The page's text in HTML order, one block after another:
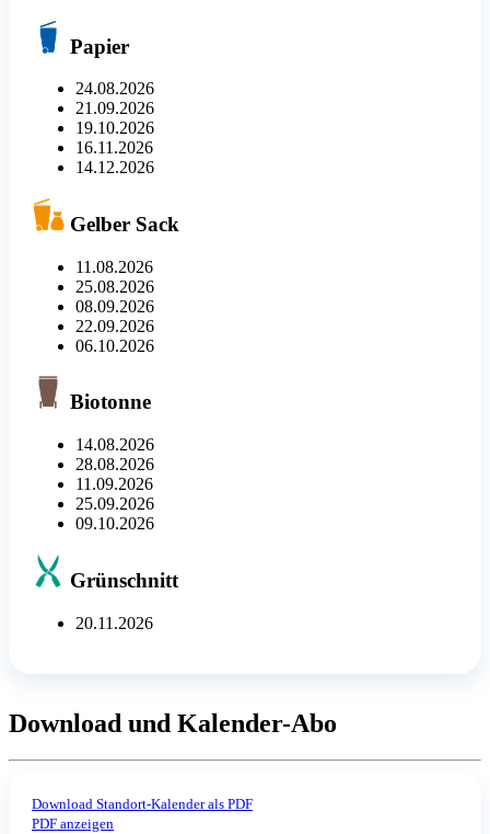
Papier
24.08.2026
21.09.2026
19.10.2026
16.11.2026
14.12.2026
Gelber Sack
11.08.2026
25.08.2026
08.09.2026
22.09.2026
06.10.2026
Biotonne
14.08.2026
28.08.2026
11.09.2026
25.09.2026
09.10.2026
Grünschnitt
20.11.2026
Download und Kalender-Abo
Download Standort-Kalender als PDF
PDF anzeigen